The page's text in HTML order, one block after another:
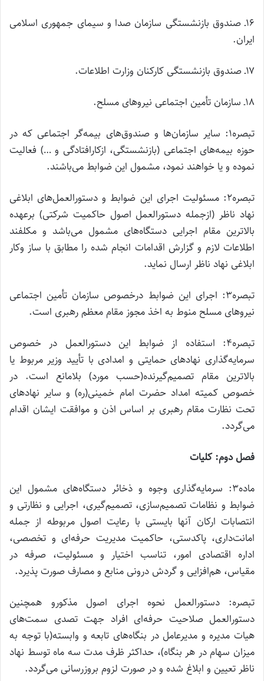
۱۶ـ صندوق بازنشستگی سازمان صدا و سیمای جمهوری اسلامی
ایران.
۱۷ـ صندوق بازنشستگی کارکنان وزارت اطلاعات.
۱۸ـ سازمان تأمین اجتماعی نیروهای مسلح.
تبصره۱: سایر سازمان‌ها و صندوق‌های بیمه‌گر اجتماعی که در
حوزه بیمه‌های اجتماعی (بازنشستگی، ازکارافتادگی و …) فعالیت
نموده و یا خواهند نمود، مشمول این ضوابط می‌باشند.
تبصره۲: مسئولیت اجرای این ضوابط و دستورالعمل‌های ابلاغی
نهاد ناظر (ازجمله دستورالعمل اصول حاکمیت شرکتی) برعهده
بالاترین مقام اجرایی دستگاه‌های مشمول می‌باشد و مکلفند
اطلاعات لازم و گزارش اقدامات انجام شده را مطابق با ساز وکار
ابلاغی نهاد ناظر ارسال نماید.
تبصره۳: اجرای این ضوابط درخصوص سازمان تأمین اجتماعی
نیروهای مسلح منوط به اخذ مجوز مقام معظم رهبری است.
تبصره۴: استفاده از ضوابط این دستورالعمل در خصوص
سرمایه‌گذاری نهادهای حمایتی و امدادی با تأیید وزیر مربوط یا
بالاترین مقام تصمیم‌گیرنده(حسب مورد) بلامانع است. در
خصوص کمیته امداد حضرت امام خمینی(ره) و سایر نهادهای
تحت نظارت مقام رهبری بر اساس اذن و موافقت ایشان اقدام
می‌گردد.
فصل دوم: کلیات
ماده۳: سرمایه‌گذاری وجوه و ذخائر دستگاه‌های مشمول این
ضوابط و نظامات تصمیم‌سازی، تصمیم‌گیری، اجرایی و نظارتی و
انتصابات ارکان آنها بایستی با رعایت اصول مربوطه از جمله
امانت‌داری، پاکدستی، حاکمیت مدیریت حرفه‌ای و تخصصی،
اداره اقتصادی امور، تناسب اختیار و مسئولیت، صرفه در
مقیاس، هم‌افزایی و گردش درونی منابع و مصارف صورت پذیرد.
تبصره: دستورالعمل نحوه اجرای اصول مذکورو همچنین
دستورالعمل صلاحیت حرفه‌ای افراد جهت تصدی سمت‌های
هیات مدیره و مدیرعامل در بنگاه‌های تابعه و وابسته(با توجه به
میزان سهام در هر بنگاه)، حداکثر ظرف مدت سه ماه توسط نهاد
ناظر تعیین و ابلاغ شده و در صورت لزوم بروزرسانی می‌گردد.